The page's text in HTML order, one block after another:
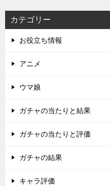
カテゴリー
お役立ち情報
アニメ
ウマ娘
ガチャの当たりと結果
ガチャの当たりと評価
ガチャの結果
キャラ評価